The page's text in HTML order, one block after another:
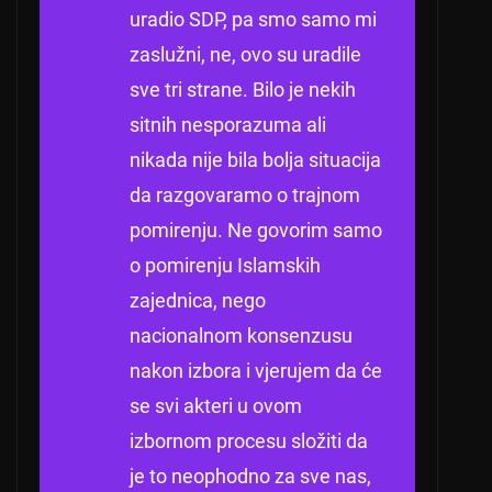
uradio SDP, pa smo samo mi
zaslužni, ne, ovo su uradile
sve tri strane. Bilo je nekih
sitnih nesporazuma ali
nikada nije bila bolja situacija
da razgovaramo o trajnom
pomirenju. Ne govorim samo
o pomirenju Islamskih
zajednica, nego
nacionalnom konsenzusu
nakon izbora i vjerujem da će
se svi akteri u ovom
izbornom procesu složiti da
je to neophodno za sve nas,